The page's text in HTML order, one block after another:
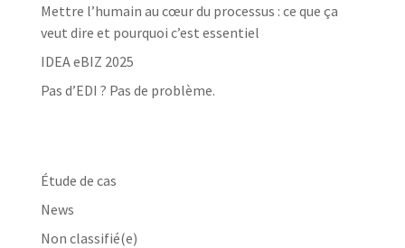
Mettre l’humain au cœur du processus : ce que ça
veut dire et pourquoi c’est essentiel
IDEA eBIZ 2025
Pas d’EDI ? Pas de problème.
Étude de cas
News
Non classifié(e)